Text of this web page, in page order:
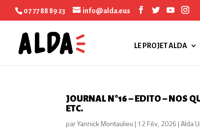
07 77 88 89 23 info@alda.eus
LE PROJET ALDA
JOURNAL N°16 – EDITO – NOS
ETC.
parYannick Montaulieu | 12 Fév, 2026 |Alda